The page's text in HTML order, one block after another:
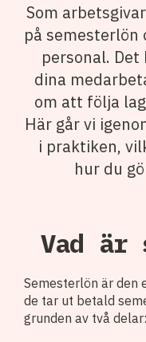
Som
på semesterlön
personal.
dina
om att följa
Här går vi
i praktiken,
hur du
Vad är
Semesterlön är den
de tar ut betald
grunden av två delar: